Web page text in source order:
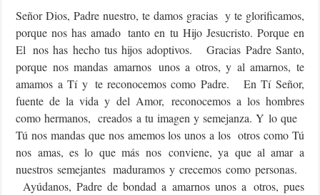
Señor Dios, Padre nuestro, te damos gracias y te glorificamos,
porque nos has amado tanto en tu Hijo Jesucristo. Porque en
El nos has hecho tus hijos adoptivos. Gracias Padre Santo,
porque nos mandas amarnos unos a otros, y al amarnos, te
amamos a Tí y te reconocemos como Padre. En Tí Señor,
fuente de la vida y del Amor, reconocemos a los hombres
como hermanos, creados a tu imagen y semejanza. Y lo que
Tú nos mandas que nos amemos los unos a los otros como Tú
nos amas, es lo que más nos conviene, ya que al amar a
nuestros semejantes maduramos y crecemos como personas.
Ayúdanos, Padre de bondad a amarnos unos a otros, pues